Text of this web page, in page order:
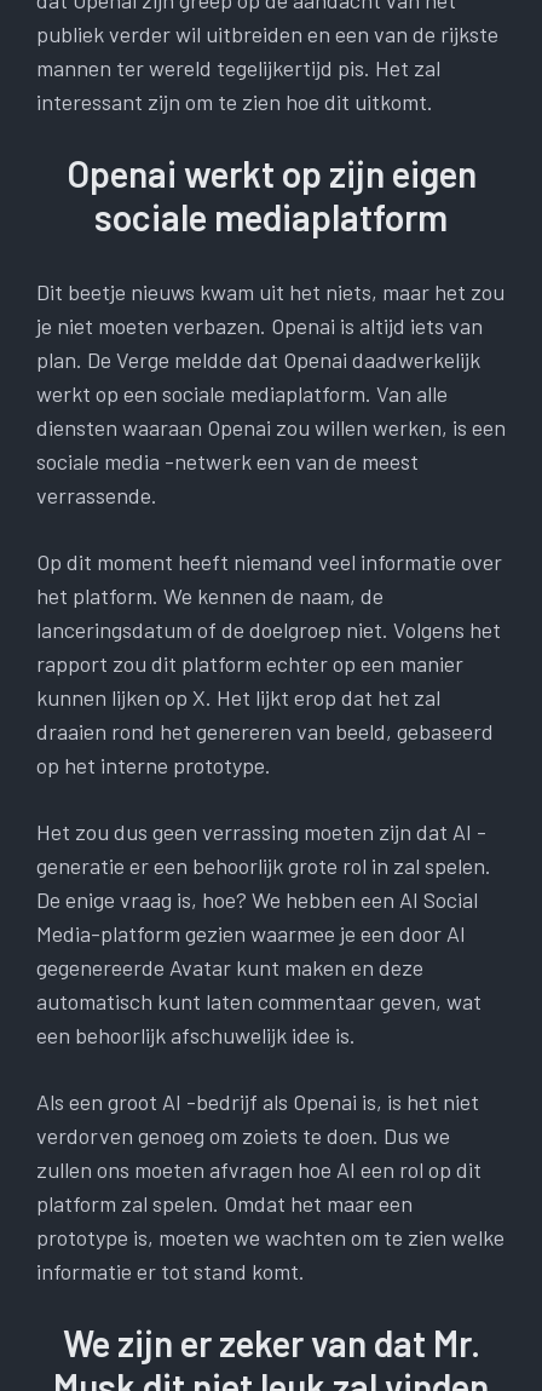
publiek verder wil uitbreiden en een van de rijkste
mannen ter wereld tegelijkertijd pis. Het zal
interessant zijn om te zien hoe dit uitkomt.
Openai werkt op zijn eigen
sociale mediaplatform
Dit beetje nieuws kwam uit het niets, maar het zou
je niet moeten verbazen. Openai is altijd iets van
plan. De Verge meldde dat Openai daadwerkelijk
werkt op een sociale mediaplatform. Van alle
diensten waaraan Openai zou willen werken, is een
sociale media -netwerk een van de meest
verrassende.
Op dit moment heeft niemand veel informatie over
het platform. We kennen de naam, de
lanceringsdatum of de doelgroep niet. Volgens het
rapport zou dit platform echter op een manier
kunnen lijken op X. Het lijkt erop dat het zal
draaien rond het genereren van beeld, gebaseerd
op het interne prototype.
Het zou dus geen verrassing moeten zijn dat AI -
generatie er een behoorlijk grote rol in zal spelen.
De enige vraag is, hoe? We hebben een AI Social
Media-platform gezien waarmee je een door AI
gegenereerde Avatar kunt maken en deze
automatisch kunt laten commentaar geven, wat
een behoorlijk afschuwelijk idee is.
Als een groot AI -bedrijf als Openai is, is het niet
verdorven genoeg om zoiets te doen. Dus we
zullen ons moeten afvragen hoe AI een rol op dit
platform zal spelen. Omdat het maar een
prototype is, moeten we wachten om te zien welke
informatie er tot stand komt.
We zijn er zeker van dat Mr.